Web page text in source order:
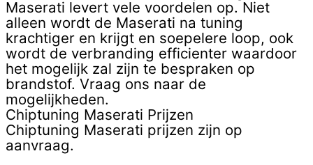
Maserati levert vele voordelen op. Niet
alleen wordt de Maserati na tuning
krachtiger en krijgt en soepelere loop, ook
wordt de verbranding efficienter waardoor
het mogelijk zal zijn te bespraken op
brandstof. Vraag ons naar de
mogelijkheden.
Chiptuning Maserati Prijzen
Chiptuning Maserati prijzen zijn op
aanvraag. ​